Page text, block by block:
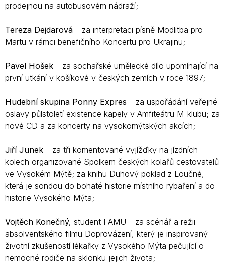
prodejnou na autobusovém nádraží;
Tereza Dejdarová – za interpretaci písně Modlitba pro
Martu v rámci benefičního Koncertu pro Ukrajinu;
Pavel Hošek – za sochařské umělecké dílo upomínající na
první utkání v košíkové v českých zemích v roce 1897;
Hudební skupina Ponny Expres – za uspořádání veřejné
oslavy půlstoletí existence kapely v Amfiteátru M-klubu; za
nové CD a za koncerty na vysokomýtských akcích;
Jiří Junek – za tři komentované vyjížďky na jízdních
kolech organizované Spolkem českých kolařů cestovatelů
ve Vysokém Mýtě; za knihu Duhový poklad z Loučné,
která je sondou do bohaté historie místního rybaření a do
historie Vysokého Mýta;
Vojtěch Konečný, student FAMU – za scénář a režii
absolventského filmu Doprovázení, který je inspirovaný
životní zkušeností lékařky z Vysokého Mýta pečující o
nemocné rodiče na sklonku jejich života;